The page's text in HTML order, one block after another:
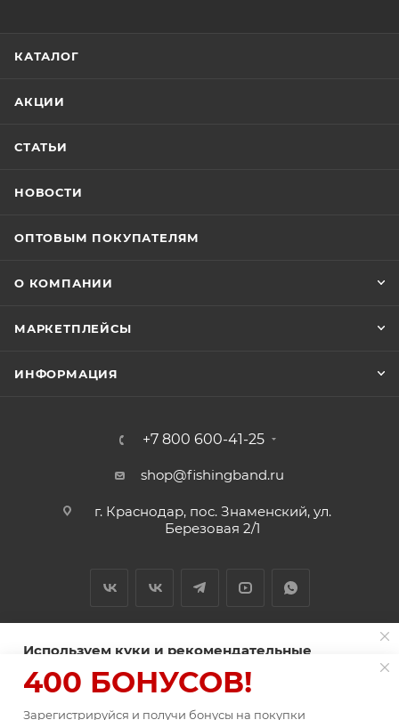
КАТАЛОГ
АКЦИИ
СТАТЬИ
НОВОСТИ
ОПТОВЫМ ПОКУПАТЕЛЯМ
О КОМПАНИИ
МАРКЕТПЛЕЙСЫ
ИНФОРМАЦИЯ
+7 800 600-41-25
shop@fishingband.ru
г. Краснодар, пос. Знаменский, ул.
Березовая 2/1
2026 © ИП Нитиевский А.В.
Используем куки и рекомендательные
Пользуясь сайтом Fishingband.ru, вы соглашаетесь на
использованиефайлов куки.
400 БОНУСОВ!
Зарегистрируйся и получи бонусы на покупки